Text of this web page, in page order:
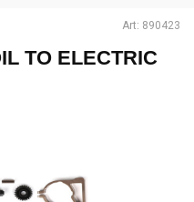
Art: 890423
TO ELECTRIC